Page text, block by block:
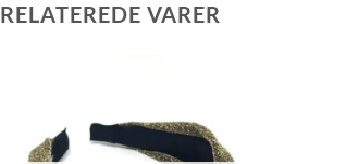
RELATEREDE VARER